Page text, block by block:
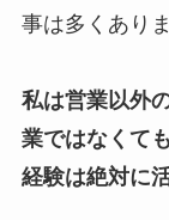
事は多くあり
私は営業以外
業ではなくて
経験は絶対に